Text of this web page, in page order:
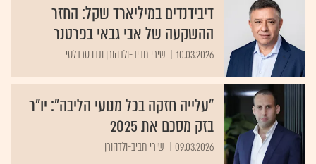
דיבידנדים במיליארד שקל: החזר
ההשקעה של אבי גבאי בפרטנר
10.03.2026 שירי חביב-ולדהורן ונבו טרבלסי
"עלייה חזקה בכל מנועי הליבה": יו"ר
בזק מסכם את 2025
09.03.2026 שירי חביב-ולדהורן